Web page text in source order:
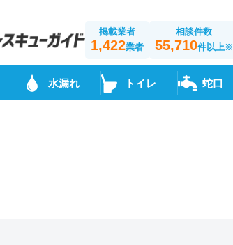
掲載業者
1,422業者
相談件数
55,710件以上※
水漏れ トイレ 蛇口